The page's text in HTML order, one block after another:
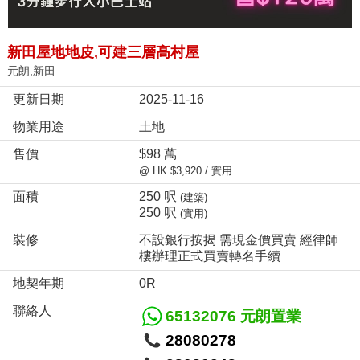
新田屋地地皮,可建三層高村屋
元朗,新田
更新日期
2025-11-16
物業用途
土地
售價
$98 萬
@ HK $3,920 / 實用
面積 250 呎 (建築)
250 呎 (實用)
裝修
不設銀行按揭 需現金價買賣 經律師
樓辦理正式買賣轉名手續
地契年期
0R
聯絡人
65132076 元朗置業
28080278